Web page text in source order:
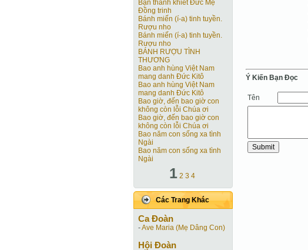
Bạn thanh khiết Ðức Mẹ
Ðồng trinh
Bánh miến (í-a) tinh tuyền.
Rượu nho
Bánh miến (í-a) tinh tuyền.
Rượu nho
BÁNH RƯỢU TÌNH
THƯƠNG
Bao anh hùng Việt Nam
mang danh Ðức Kitô
Bao anh hùng Việt Nam
mang danh Ðức Kitô
Bao giờ, đến bao giờ con
không còn lỗi Chúa ơi
Bao giờ, đến bao giờ con
không còn lỗi Chúa ơi
Bao năm con sống xa tình
Ngài
Bao năm con sống xa tình
Ngài
1 2 3 4
Các Trang Khác
Ca Ðoàn
-Ave Maria (Mẹ Dâng Con)
Hội Ðoàn
Ý Kiến Bạn Ðọc
Tên